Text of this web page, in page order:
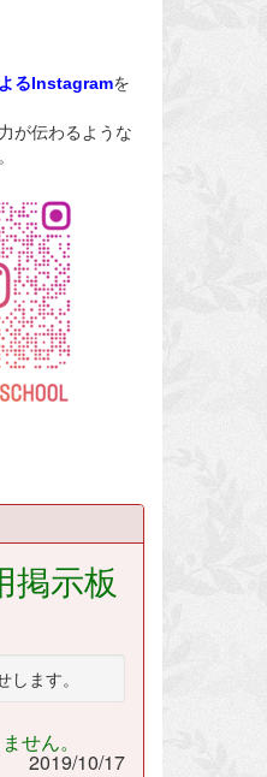
るInstagramを
が伝わるような
掲示板
ます。
せん。
2019/10/17